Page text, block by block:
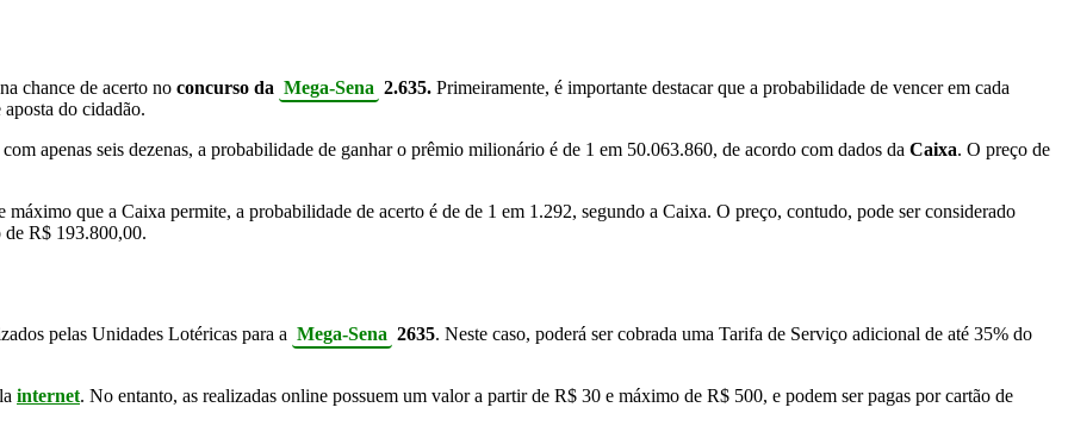
chance de acerto no concurso da Mega-Sena 2.635. Primeiramente, é importante destacar que a probabilidade de vencer em cada
do cidadão.
apenas seis dezenas, a probabilidade de ganhar o prêmio milionário é de 1 em 50.063.860, de acordo com dados da Caixa. O preço de
que a Caixa permite, a probabilidade de acerto é de de 1 em 1.292, segundo a Caixa. O preço, contudo, pode ser considerado
de R$ 193.800,00.
pelas Unidades Lotéricas para a Mega-Sena 2635. Neste caso, poderá ser cobrada uma Tarifa de Serviço adicional de até 35% do
internet. No entanto, as realizadas online possuem um valor a partir de R$ 30 e máximo de R$ 500, e podem ser pagas por cartão de